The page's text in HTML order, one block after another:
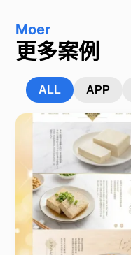
Moer
更多案例
APP
ALL